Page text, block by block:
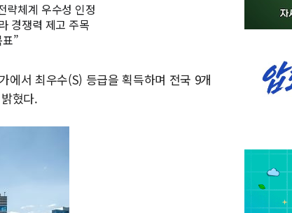
략체계 우수성 인정
경쟁력 제고 주목
”
에서 최우수(S) 등급을 획득하며 전국 9개
혔다.